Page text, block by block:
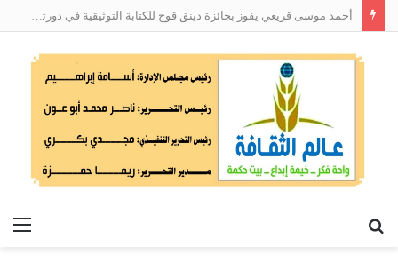
أحمد موسى قريعي يفوز بجائزة دينق قوج للكتابة التوثيقية في دورتها الأولى